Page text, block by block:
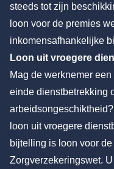
steeds tot zijn
loon voor de premies
inkomensafhankelijke
Loon uit vroegere
Mag de werknemer
einde dienstbetrekking
loon uit vroegere
bijtelling is loon voor
Zorgverzekeringswet.